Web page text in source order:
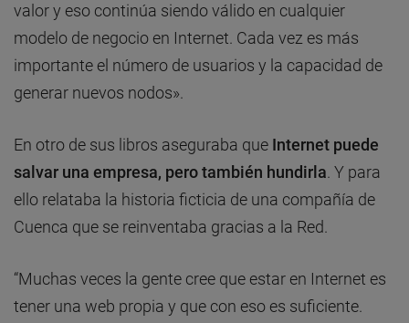
valor y eso continúa siendo válido en cualquier
modelo de negocio en Internet. Cada vez es más
importante el número de usuarios y la capacidad de
generar nuevos nodos».
En otro de sus libros aseguraba que Internet puede
salvar una empresa, pero también hundirla . Y para
ello relataba la historia ficticia de una compañía de
Cuenca que se reinventaba gracias a la Red.
“Muchas veces la gente cree que estar en Internet es
tener una web propia y que con eso es suficiente.